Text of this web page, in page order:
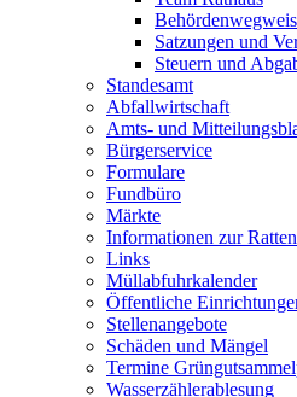
Satzungen und
Steuern und
Standesamt
Abfallwirtschaft
Amts- und
Bürgerservice
Formulare
Fundbüro
Märkte
Informationen zur
Links
Müllabfuhrkalender
Öffentliche
Stellenangebote
Schäden und Mängel
Termine
Wasserzählerablesung